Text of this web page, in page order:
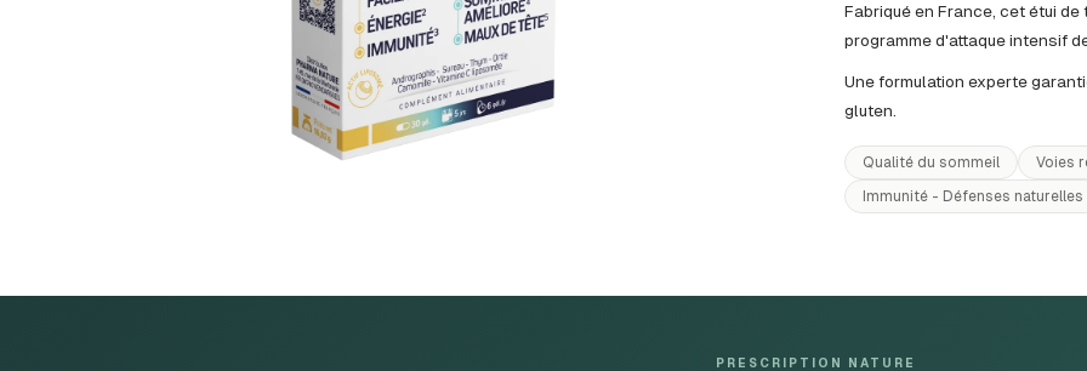
Fabriqué en France, cet étui
programme d'attaque intensif
Une formulation experte
gluten.
Qualité du sommeil Voies
Immunité - Défenses naturelles
PRESCRIPTION NATURE